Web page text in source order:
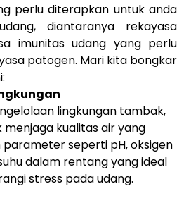
perlu diterapkan untuk anda
diantaranya rekayasa
imunitas udang yang perlu
patogen. Mari kita bongkar
lingkungan tambak,
kualitas air yang
seperti pH, oksigen
dalam rentang yang ideal
stress pada udang.